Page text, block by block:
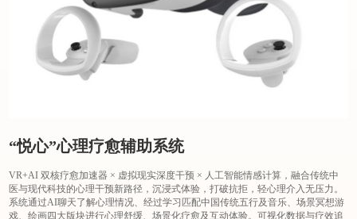
“悦心”心理疗愈辅助系统
VR+AI 双核疗愈加速器 × 虚拟现实深度干预 × 人工智能情感计算，融合传统中
医与现代科技的心理干预新路径，沉浸式体验，打破抗拒，轻心理介入无压力。
系统通过AI聊天了解心理情况、经过学习匹配中国传统五行及音乐、场景冥想游
戏、绘画四大版块进行心理舒缓、场景化疗愈及互动体验。可视化数据与疗效追